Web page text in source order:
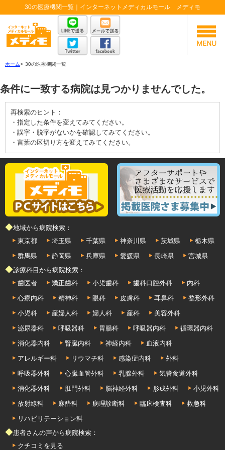
30の医療機関一覧｜インターネットメディカルモール メディモ
ホーム> 30の医療機関一覧
条件に一致する病院は見つかりませんでした。
再検索のヒント：
・指定した条件を変えてみてください。
・誤字・脱字がないかを確認してみてください。
・言葉の区切り方を変えてみてください。
◆地域から病院検索：
東京都
埼玉県 千葉県 神奈川県 茨城県
栃木県
群馬県
静岡県 兵庫県 愛媛県 長崎県
宮城県
◆診療科目から病院検索：
歯医者
矯正歯科 小児歯科 歯科口腔外科
内科
心療内科
精神科 眼科 皮膚科 耳鼻科
整形外科
小児科
産婦人科 婦人科 産科
美容外科
泌尿器科
呼吸器科 胃腸科 呼吸器内科
循環器内科
消化器内科
腎臓内科 神経内科
血液内科
アレルギー科
リウマチ科 感染症内科
外科
呼吸器外科
心臓血管外科 乳腺外科
気管食道外科
消化器外科
肛門外科 脳神経外科 形成外科
小児外科
放射線科
麻酔科 病理診断科 臨床検査科
救急科
リハビリテーション科
◆患者さんの声から病院検索：
クチコミを見る